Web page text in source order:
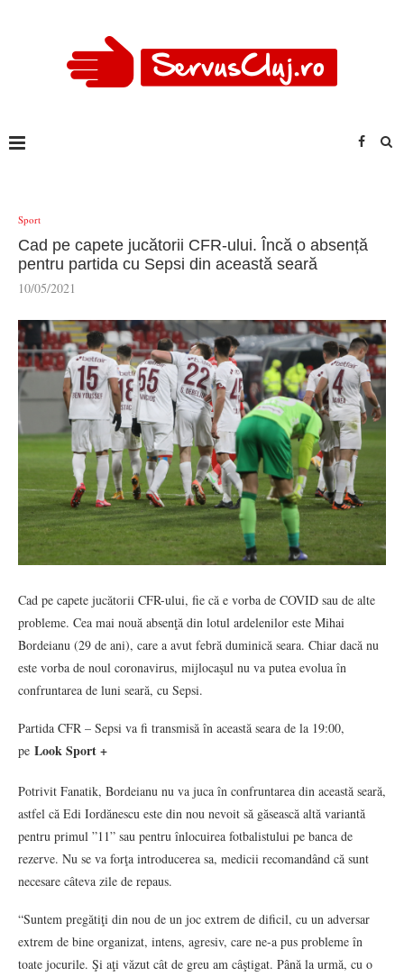
Sport
Cad pe capete jucătorii CFR-ului. Încă o absență
pentru partida cu Sepsi din această seară
10/05/2021
Cad pe capete jucătorii CFR-ului, fie că e vorba de COVID sau de alte
probleme. Cea mai nouă absenţă din lotul ardelenilor este Mihai
Bordeianu (29 de ani), care a avut febră duminică seara. Chiar dacă nu
este vorba de noul coronavirus, mijlocaşul nu va putea evolua în
confruntarea de luni seară, cu Sepsi.
Partida CFR – Sepsi va fi transmisă în această seara de la 19:00,
pe Look Sport +
Potrivit Fanatik, Bordeianu nu va juca în confruntarea din această seară,
astfel că Edi Iordănescu este din nou nevoit să găsească altă variantă
pentru primul ”11” sau pentru înlocuirea fotbalistului pe banca de
rezerve. Nu se va forţa introducerea sa, medicii recomandând că sunt
necesare câteva zile de repaus.
“Suntem pregătiţi din nou de un joc extrem de dificil, cu un adversar
extrem de bine organizat, intens, agresiv, care ne-a pus probleme în
toate jocurile. Şi aţi văzut cât de greu am câştigat. Până la urmă, cu o